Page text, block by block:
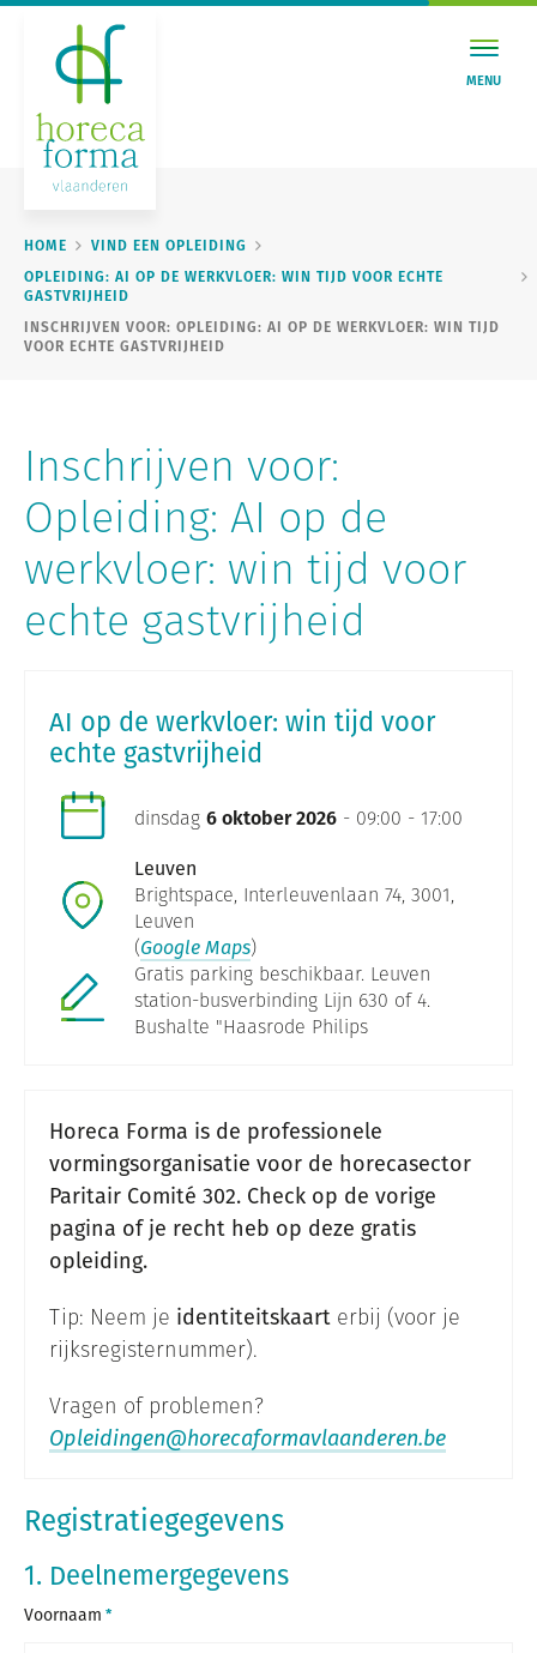
MENU
HOME
VIND EEN OPLEIDING
OPLEIDING: AI OP DE WERKVLOER: WIN TIJD VOOR ECHTE
GASTVRIJHEID
INSCHRIJVEN VOOR: OPLEIDING: AI OP DE WERKVLOER: WIN TIJD
VOOR ECHTE GASTVRIJHEID
Inschrijven voor:
Opleiding: AI op de
werkvloer: win tijd voor
echte gastvrijheid
AI op de werkvloer: win tijd voor
echte gastvrijheid
dinsdag 6 oktober 2026 - 09:00 - 17:00
Leuven
Brightspace, Interleuvenlaan 74, 3001,
Leuven
(Google Maps)
Gratis parking beschikbaar. Leuven
station-busverbinding Lijn 630 of 4.
Bushalte "Haasrode Philips
Horeca Forma is de professionele
vormingsorganisatie voor de horecasector
Paritair Comité 302. Check op de vorige
pagina of je recht heb op deze gratis
opleiding.
Tip: Neem je identiteitskaart erbij (voor je
rijksregisternummer).
Vragen of problemen?
Opleidingen@horecaformavlaanderen.be
Registratiegegevens
1. Deelnemergegevens
Voornaam